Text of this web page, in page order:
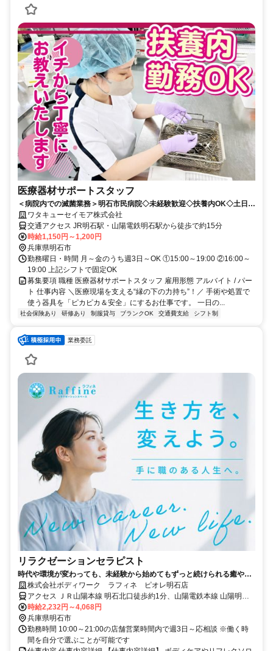
医療器材サポートスタッフ
＜病院内での滅菌業務＞明石市民病院◇未経験歓迎◇扶養内OK◇土日祝
休み◇ワタキューセイモア株式会社
交通アクセス JR明石駅・山陽電鉄明石駅から徒歩で約15分
時給1,150円～1,200円
兵庫県明石市
勤務曜日・時間 月～金のうち週3日～OK ①15:00～19:00 ②16:00～
19:00 上記シフトで固定OK
募集要項 職種 医療器材サポートスタッフ 雇用形態 アルバイト / パー
ト 仕事内容 ＼医療現場を支える“縁の下の力持ち”！／ 手術や処置で
使う器具を「ピカピカ＆安全」にするお仕事です。 一日の...
社会保険あり 研修あり 制服貸与 ブランクOK 交通費支給 シフト制
業務委託
リラクゼーションセラピスト
時代や環境が変わっても、未経験から始めてもずっと続けられる癒やし
の仕事。手に職を身につけて、生き方を変えよう。
株式会社ボディワーク ラフィネ ピオレ明石店
アクセス ＪＲ山陽本線 明石北口徒歩約1分、山陽電鉄本線 山陽明石
西出口徒歩約1分、航路 明石港徒歩約8分 最寄駅：明石駅
時給2,232円～4,068円
兵庫県明石市
勤務時間 10:00～21:00の店舗営業時間内で週3日～応相談 ※働く時
間を自分で選ぶことが可能です